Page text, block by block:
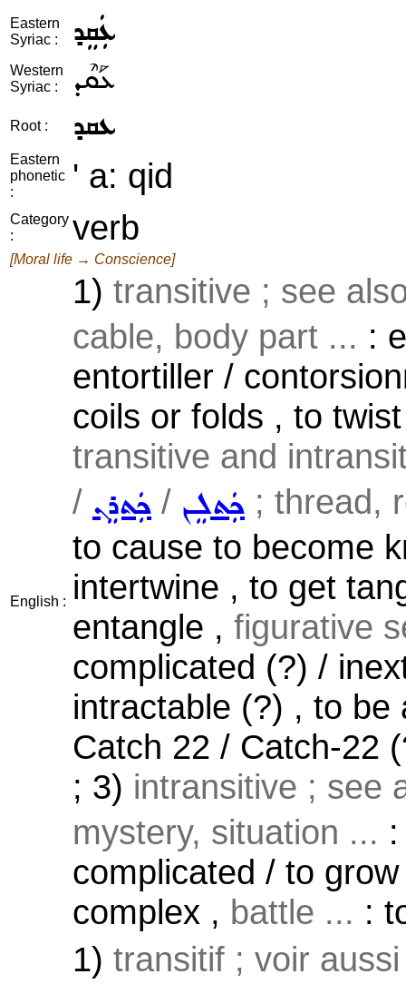
Eastern
Syriac :
ܥܲܩܸܕ
Western
Syriac :
ܥܰܩܶܕ
Root : ܥܩܕ
Eastern
phonetic
:
' a: qid
Category
:
verb
[Moral life → Conscience]
English :
1) transitive ; see
cable, body part ... :
entortiller /
coils or folds , to
transitive and
/ ܟܲܬܪܸܢ / ܟܲܬܠܸܢ ; thread,
to cause to become
intertwine , to get
entangle , figurative
complicated (?) /
intractable (?) , to
Catch 22 / Catch-22
; 3) intransitive ; see
mystery, situation ...
complicated / to
complex , battle ... :
1) transitif ; voir